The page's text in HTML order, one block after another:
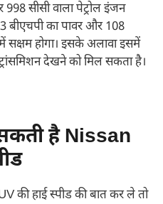
सीसी वाला पेट्रोल इंजन
बीएचपी का पावर और 108
सक्षम होगा। इसके अलावा इसमें
देखने को मिल सकता है।
है Nissan
की हाई स्पीड की बात कर ले तो